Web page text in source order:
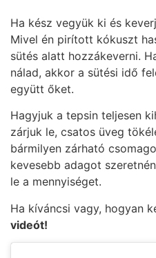
Ha kész vegyük ki és
Mivel én pirított kókuszt
sütés alatt hozzákeverni.
nálad, akkor a sütési idő
együtt őket.
Hagyjuk a tepsin teljesen
zárjuk le, csatos üveg
bármilyen zárható
kevesebb adagot
le a mennyiséget.
Ha kíváncsi vagy, hogyan
videót!